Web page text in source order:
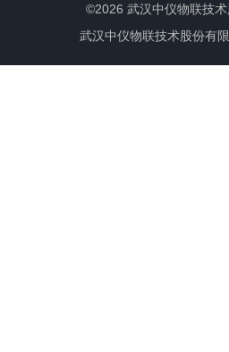
©2026 武汉中仪物联技
武汉中仪物联技术股份有